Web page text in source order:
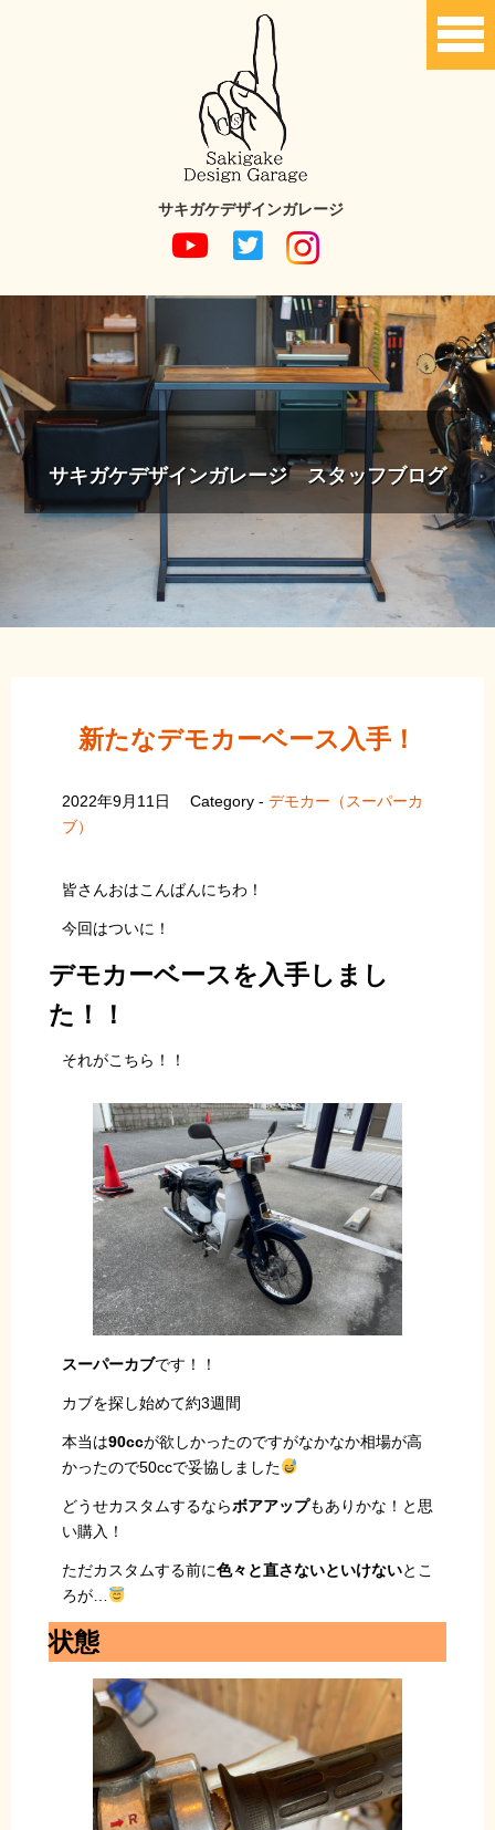
サキガケデザインガレージ
サキガケデザインガレージ スタッフブログ
新たなデモカーベース入手！
2022年9月11日 Category -デモカー（スーパーカ
ブ）
皆さんおはこんばんにちわ！
今回はついに！
デモカーベースを入手しまし
た！！
それがこちら！！
スーパーカブです！！
カブを探し始めて約3週間
本当は90ccが欲しかったのですがなかなか相場が高
かったので50ccで妥協しました
どうせカスタムするならボアアップもありかな！と思
い購入！
ただカスタムする前に色々と直さないといけないとこ
ろが…
状態